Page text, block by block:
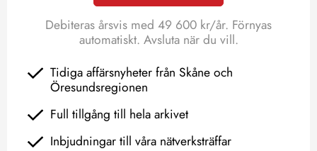
Debiteras årsvis med 49 600 kr/år. Förnyas
automatiskt. Avsluta när du vill.
Tidiga affärsnyheter från Skåne och
Öresundsregionen
Full tillgång till hela arkivet
Inbjudningar till våra nätverksträffar